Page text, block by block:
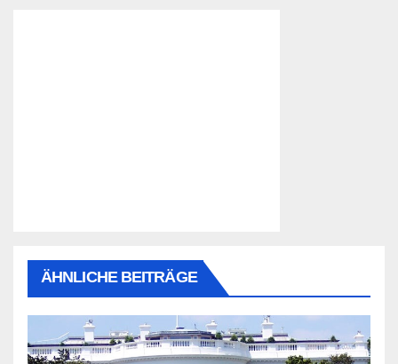
ÄHNLICHE BEITRÄGE